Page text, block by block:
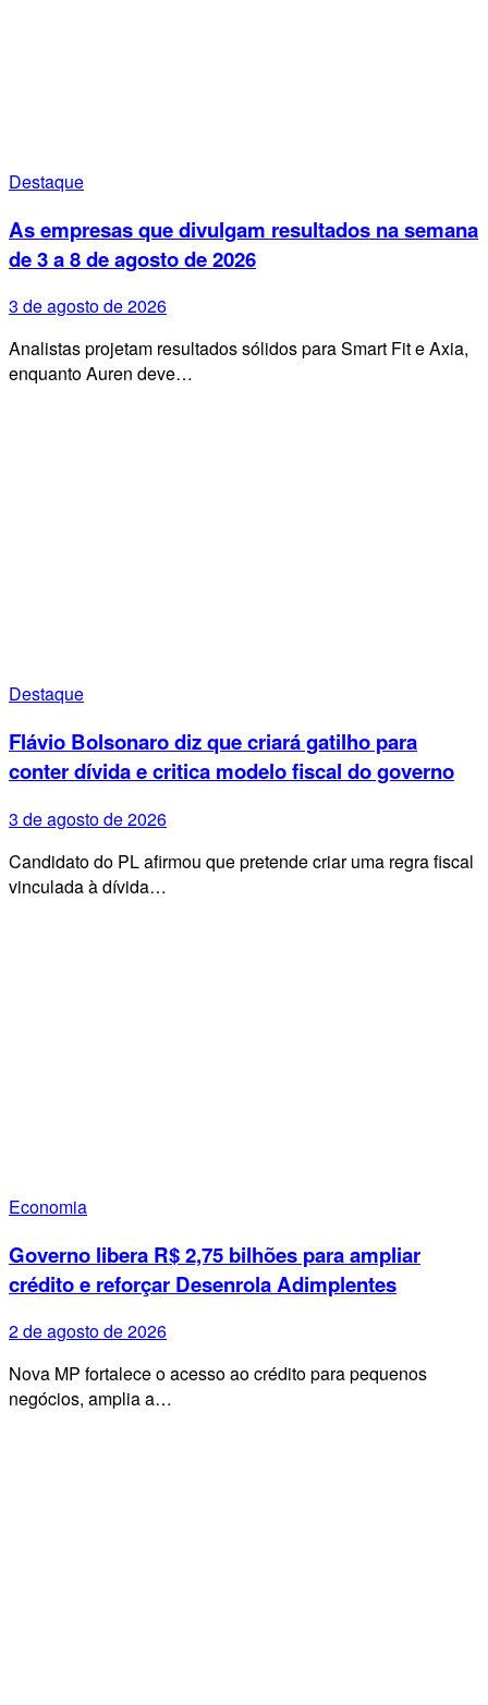
Destaque
As empresas que divulgam resultados na semana
de 3 a 8 de agosto de 2026
3 de agosto de 2026
Analistas projetam resultados sólidos para Smart Fit e Axia,
enquanto Auren deve…
Destaque
Flávio Bolsonaro diz que criará gatilho para
conter dívida e critica modelo fiscal do governo
3 de agosto de 2026
Candidato do PL afirmou que pretende criar uma regra fiscal
vinculada à dívida…
Economia
Governo libera R$ 2,75 bilhões para ampliar
crédito e reforçar Desenrola Adimplentes
2 de agosto de 2026
Nova MP fortalece o acesso ao crédito para pequenos
negócios, amplia a…